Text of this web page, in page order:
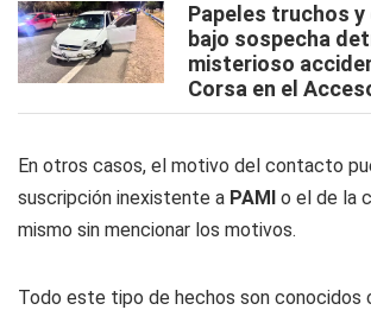
Papeles truchos
bajo sospecha
misterioso
Corsa en el
En otros casos, el motivo del contacto
suscripción inexistente a PAMI o el de la
mismo sin mencionar los motivos.
Todo este tipo de hechos son conocidos